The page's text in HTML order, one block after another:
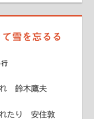
雪を忘るる
れ 鈴木鷹夫
れたり 安住敦